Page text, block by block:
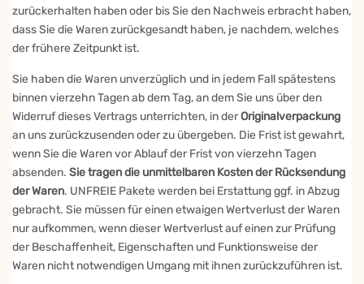
zurückerhalten haben oder bis Sie den Nachweis erbracht haben,
dass Sie die Waren zurückgesandt haben, je nachdem, welches
der frühere Zeitpunkt ist.
Sie haben die Waren unverzüglich und in jedem Fall spätestens
binnen vierzehn Tagen ab dem Tag, an dem Sie uns über den
Widerruf dieses Vertrags unterrichten, in derOriginalverpackung
an uns zurückzusenden oder zu übergeben. Die Frist ist gewahrt,
wenn Sie die Waren vor Ablauf der Frist von vierzehn Tagen
absenden. Sie tragen die unmittelbaren Kosten der Rücksendung
der Waren. UNFREIE Pakete werden bei Erstattung ggf. in Abzug
gebracht. Sie müssen für einen etwaigen Wertverlust der Waren
nur aufkommen, wenn dieser Wertverlust auf einen zur Prüfung
der Beschaffenheit, Eigenschaften und Funktionsweise der
Waren nicht notwendigen Umgang mit ihnen zurückzuführen ist.